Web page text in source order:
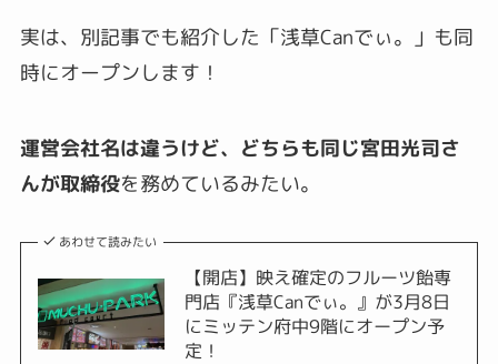
実は、別記事でも紹介した「浅草Canでぃ。」も同
時にオープンします！
運営会社名は違うけど、どちらも同じ宮田光司さ
んが取締役を務めているみたい。
あわせて読みたい
【開店】映え確定のフルーツ飴専
門店『浅草Canでぃ。』が3月8日
にミッテン府中9階にオープン予
定！